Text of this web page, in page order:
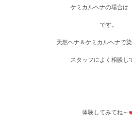
ケミカルヘナの場合は
です。
天然ヘナ＆ケミカルヘナで染
スタッフによく相談し
体験してみてね～